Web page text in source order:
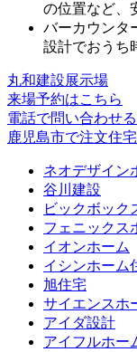
の位置など、
バーカウンタ
設計でおうち
丸和建設展示場
来場予約はこちら
電話で問い合わせる
鹿児島市で注文住
ネオデザイン
谷川建設
ビックボック
フェニックス
イオンホーム
イシンホーム
旭住宅
サイエンスホ
アイダ設計
アイフルホー